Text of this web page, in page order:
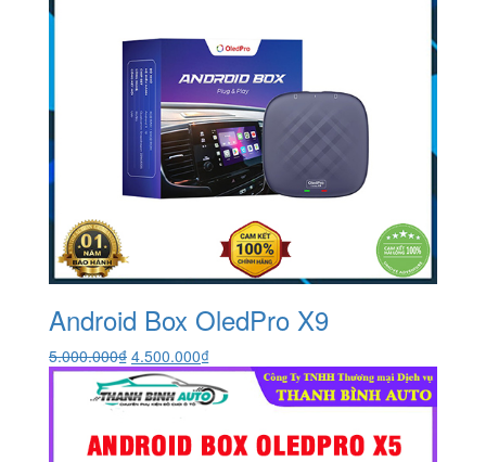
Android Box OledPro X9
5.000.000₫ Giá
gốc
là:
4.500.000₫Giá
hiện
tại
4.500.000₫.